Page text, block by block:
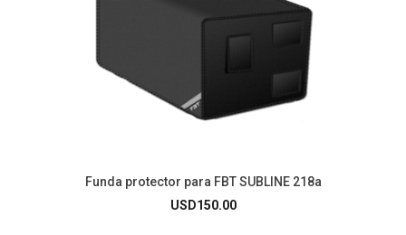
Funda protector para FBT SUBLINE 218a
USD150.00